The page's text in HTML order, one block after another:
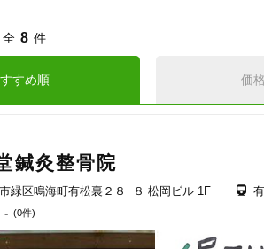
全 8 件
すめ順 価
鍼灸整骨院
緑区鳴海町有松裏２８−８ 松岡ビル 1F
- (0件)